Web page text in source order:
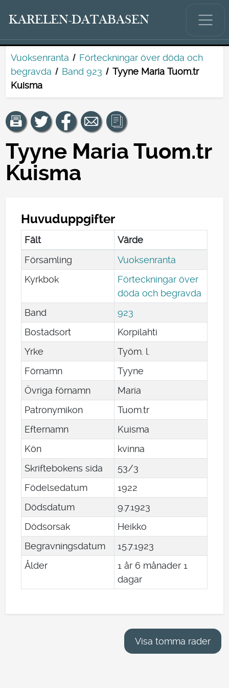
KARELEN-DATABASEN
Vuoksenranta
Förteckningar över döda och
begravda
Band 923
Tyyne Maria Tuom.tr
Kuisma
Tyyne Maria Tuom.tr
Kuisma
Huvuduppgifter
Fält
Värde
Församling
Vuoksenranta
Kyrkbok
Förteckningar över
döda och begravda
Band
923
Bostadsort
Korpilahti
Yrke
Työm. l.
Förnamn
Tyyne
Övriga förnamn
Maria
Patronymikon
Tuom.tr
Efternamn
Kuisma
Kön
kvinna
Skriftebokens sida
53/3
Födelsedatum
1922
Dödsdatum
97.1923
Dödsorsak
Heikko
Begravningsdatum
15.7.1923
Ålder
1 år 6 månader 1
dagar
Visa tomma rader